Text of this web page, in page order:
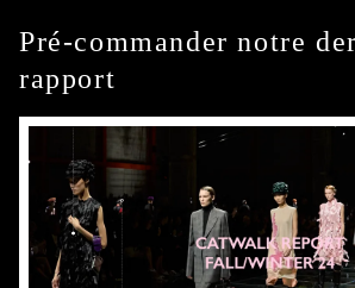
Pré-commander notre
rapport